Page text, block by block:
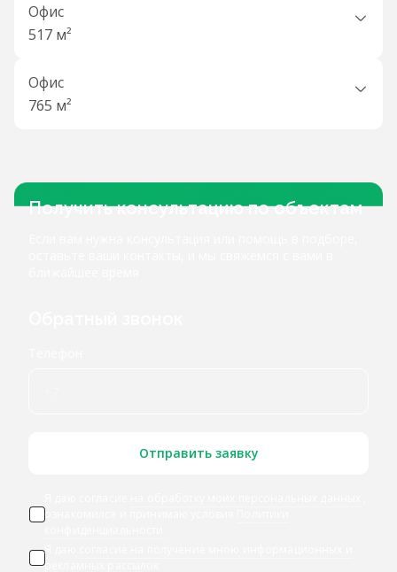
Офис
517 м²
Офис
765 м²
Получить консультацию по объектам
Отправить заявку
ознакомился и принимаю условия
Я даю
рекламных рассылок